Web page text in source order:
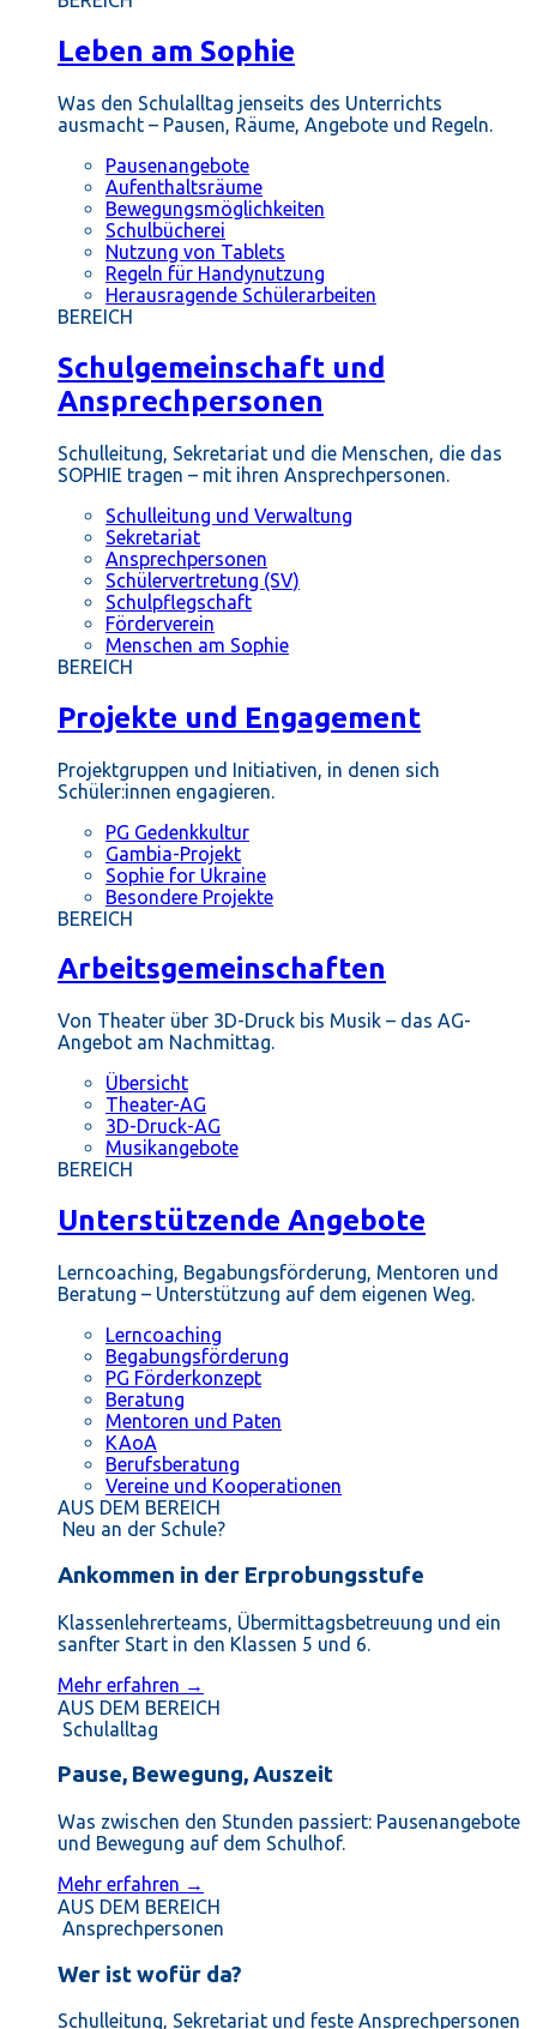
Leben am Sophie
Was den Schulalltag jenseits des Unterrichts
ausmacht – Pausen, Räume, Angebote und Regeln.
Pausenangebote
Aufenthaltsräume
Bewegungsmöglichkeiten
Schulbücherei
Nutzung von Tablets
Regeln für Handynutzung
Herausragende Schülerarbeiten
BEREICH
Schulgemeinschaft und
Ansprechpersonen
Schulleitung, Sekretariat und die Menschen, die das
SOPHIE tragen – mit ihren Ansprechpersonen.
Schulleitung und Verwaltung
Sekretariat
Ansprechpersonen
Schülervertretung (SV)
Schulpflegschaft
Förderverein
Menschen am Sophie
BEREICH
Projekte und Engagement
Projektgruppen und Initiativen, in denen sich
Schüler:innen engagieren.
PG Gedenkkultur
Gambia-Projekt
Sophie for Ukraine
Besondere Projekte
BEREICH
Arbeitsgemeinschaften
Von Theater über 3D-Druck bis Musik – das AG-
Angebot am Nachmittag.
Übersicht
Theater-AG
3D-Druck-AG
Musikangebote
BEREICH
Unterstützende Angebote
Lerncoaching, Begabungsförderung, Mentoren und
Beratung – Unterstützung auf dem eigenen Weg.
Lerncoaching
Begabungsförderung
PG Förderkonzept
Beratung
Mentoren und Paten
KAoA
Berufsberatung
Vereine und Kooperationen
AUS DEM BEREICH
Neu an der Schule?
Ankommen in der Erprobungsstufe
Klassenlehrerteams, Übermittagsbetreuung und ein
sanfter Start in den Klassen 5 und 6.
Mehr erfahren →
AUS DEM BEREICH
Schulalltag
Pause, Bewegung, Auszeit
Was zwischen den Stunden passiert: Pausenangebote
und Bewegung auf dem Schulhof.
Mehr erfahren →
AUS DEM BEREICH
Ansprechpersonen
Wer ist wofür da?
Schulleitung, Sekretariat und feste Ansprechpersonen